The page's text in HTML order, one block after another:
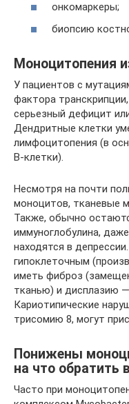
онкомаркеры;
биопсию
Моноцитопения
У пациентов с
фактора
серьезный дефицит
Дендритные клетки
лимфоцитопения (в
В-клетки).
Несмотря на почти
моноцитов, тканевые
Также, обычно
иммуноглобулина,
находятся в
гипоклеточным
иметь фиброз
тканью) и дисплазию —
Кариотипические
трисомию 8, могут
Понижены
на что обратить
Часто при